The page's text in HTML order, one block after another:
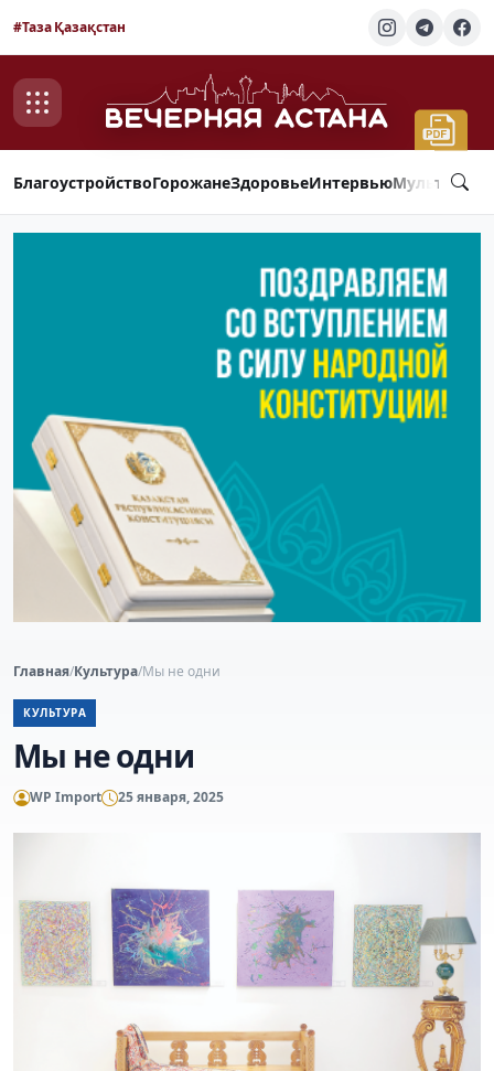
#Таза Қазақстан
БлагоустройствоГорожанеЗдоровьеИнтервью
Главная/Культура/Мы не одни
КУЛЬТУРА
Мы не одни
WP Import 25 января, 2025